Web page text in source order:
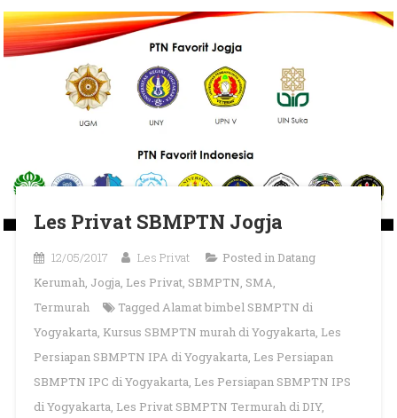
Les Privat SBMPTN Jogja
12/05/2017 Les Privat Posted in Datang
Kerumah, Jogja, Les Privat, SBMPTN, SMA,
Termurah
TaggedAlamat bimbel SBMPTN di
Yogyakarta, Kursus SBMPTN murah di Yogyakarta, Les
Persiapan SBMPTN IPA di Yogyakarta, Les Persiapan
SBMPTN IPC di Yogyakarta, Les Persiapan SBMPTN IPS
di Yogyakarta, Les Privat SBMPTN Termurah di DIY,